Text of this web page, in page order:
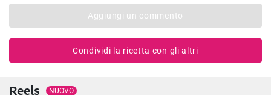
Aggiungi un commento
Condividi la ricetta con gli altri
Reels NUOVO